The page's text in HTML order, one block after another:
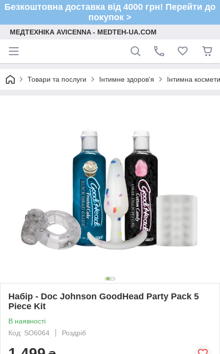
Безкоштовна доставка від 4000 грн! Перейти до
покупок >
МЕДТЕХНІКА AVICENNA - MEDTEH-UA.COM
Товари та послуги Інтимне здоров'я Інтимна
Набір - Doc Johnson GoodHead Party Pack 5
Piece Kit
В наявності
Код: SO6064
Роздріб